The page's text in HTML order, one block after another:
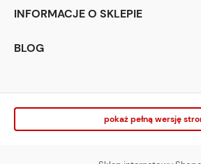
INFORMACJE O SKLEPIE
BLOG
pokaż pełną wersję